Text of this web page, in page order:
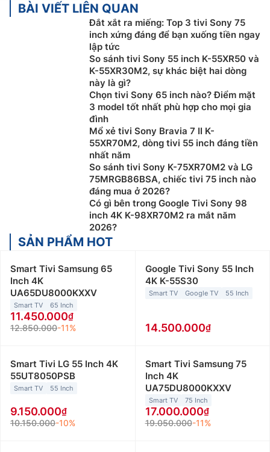
BÀI VIẾT LIÊN QUAN
Đắt xắt ra miếng: Top 3 tivi Sony 75
inch xứng đáng để bạn xuống tiền ngay
lập tức
So sánh tivi Sony 55 inch K-55XR50 và
K-55XR30M2, sự khác biệt hai dòng
này là gì?
Chọn tivi Sony 65 inch nào? Điểm mặt
3 model tốt nhất phù hợp cho mọi gia
đình
Mổ xẻ tivi Sony Bravia 7 II K-
55XR70M2, dòng tivi 55 inch đáng tiền
nhất năm
So sánh tivi Sony K-75XR70M2 và LG
75MRGB86BSA, chiếc tivi 75 inch nào
đáng mua ở 2026?
Có gì bên trong Google Tivi Sony 98
inch 4K K-98XR70M2 ra mắt năm
2026?
SẢN PHẨM HOT
Smart Tivi Samsung 65
Inch 4K
UA65DU8000KXXV
Smart TV 65 Inch
11.450.000
12.850.000-11%
Google Tivi Sony 55 Inch
4K K-55S30
Smart TV Google TV 55 Inch
14.500.000
Smart Tivi LG 55 Inch 4K
55UT8050PSB
Smart TV 55 Inch
9.150.000
10.150.000-10%
Smart Tivi Samsung 75
Inch 4K
UA75DU8000KXXV
Smart TV 75 Inch
17.000.000
19.050.000-11%